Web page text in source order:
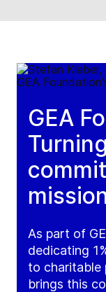
GEA
As part of
dedicating
to charitable
brings this